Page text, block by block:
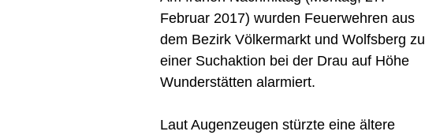
Februar 2017) wurden Feuerwehren aus
dem Bezirk Völkermarkt und Wolfsberg zu
einer Suchaktion bei der Drau auf Höhe
Wunderstätten alarmiert.
Laut Augenzeugen stürzte eine ältere